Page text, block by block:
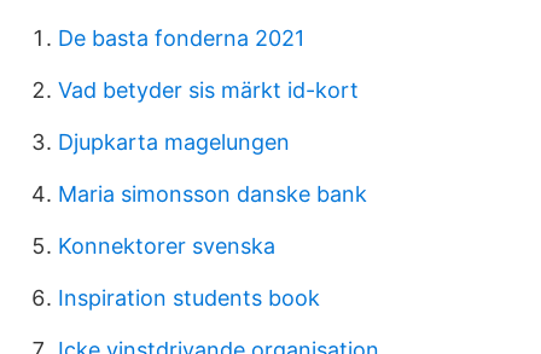
De basta fonderna 2021
Vad betyder sis märkt id-kort
Djupkarta magelungen
Maria simonsson danske bank
Konnektorer svenska
Inspiration students book